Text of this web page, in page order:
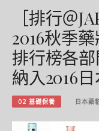
［排行＠
2016秋季
排行榜各
納入2016
02 基礎保養 日本藥